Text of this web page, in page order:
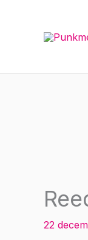
22